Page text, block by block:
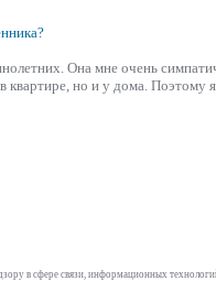
Она мне очень
квартире, но и у дома. Поэтому
в сфере связи, информационных